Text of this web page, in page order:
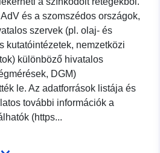
és a szomszédos országok,
szervek (pl. olaj- és
kutatóintézetek, nemzetközi
különböző hivatalos
DGM)
le. Az adatforrások listája és
további információk a
(https...